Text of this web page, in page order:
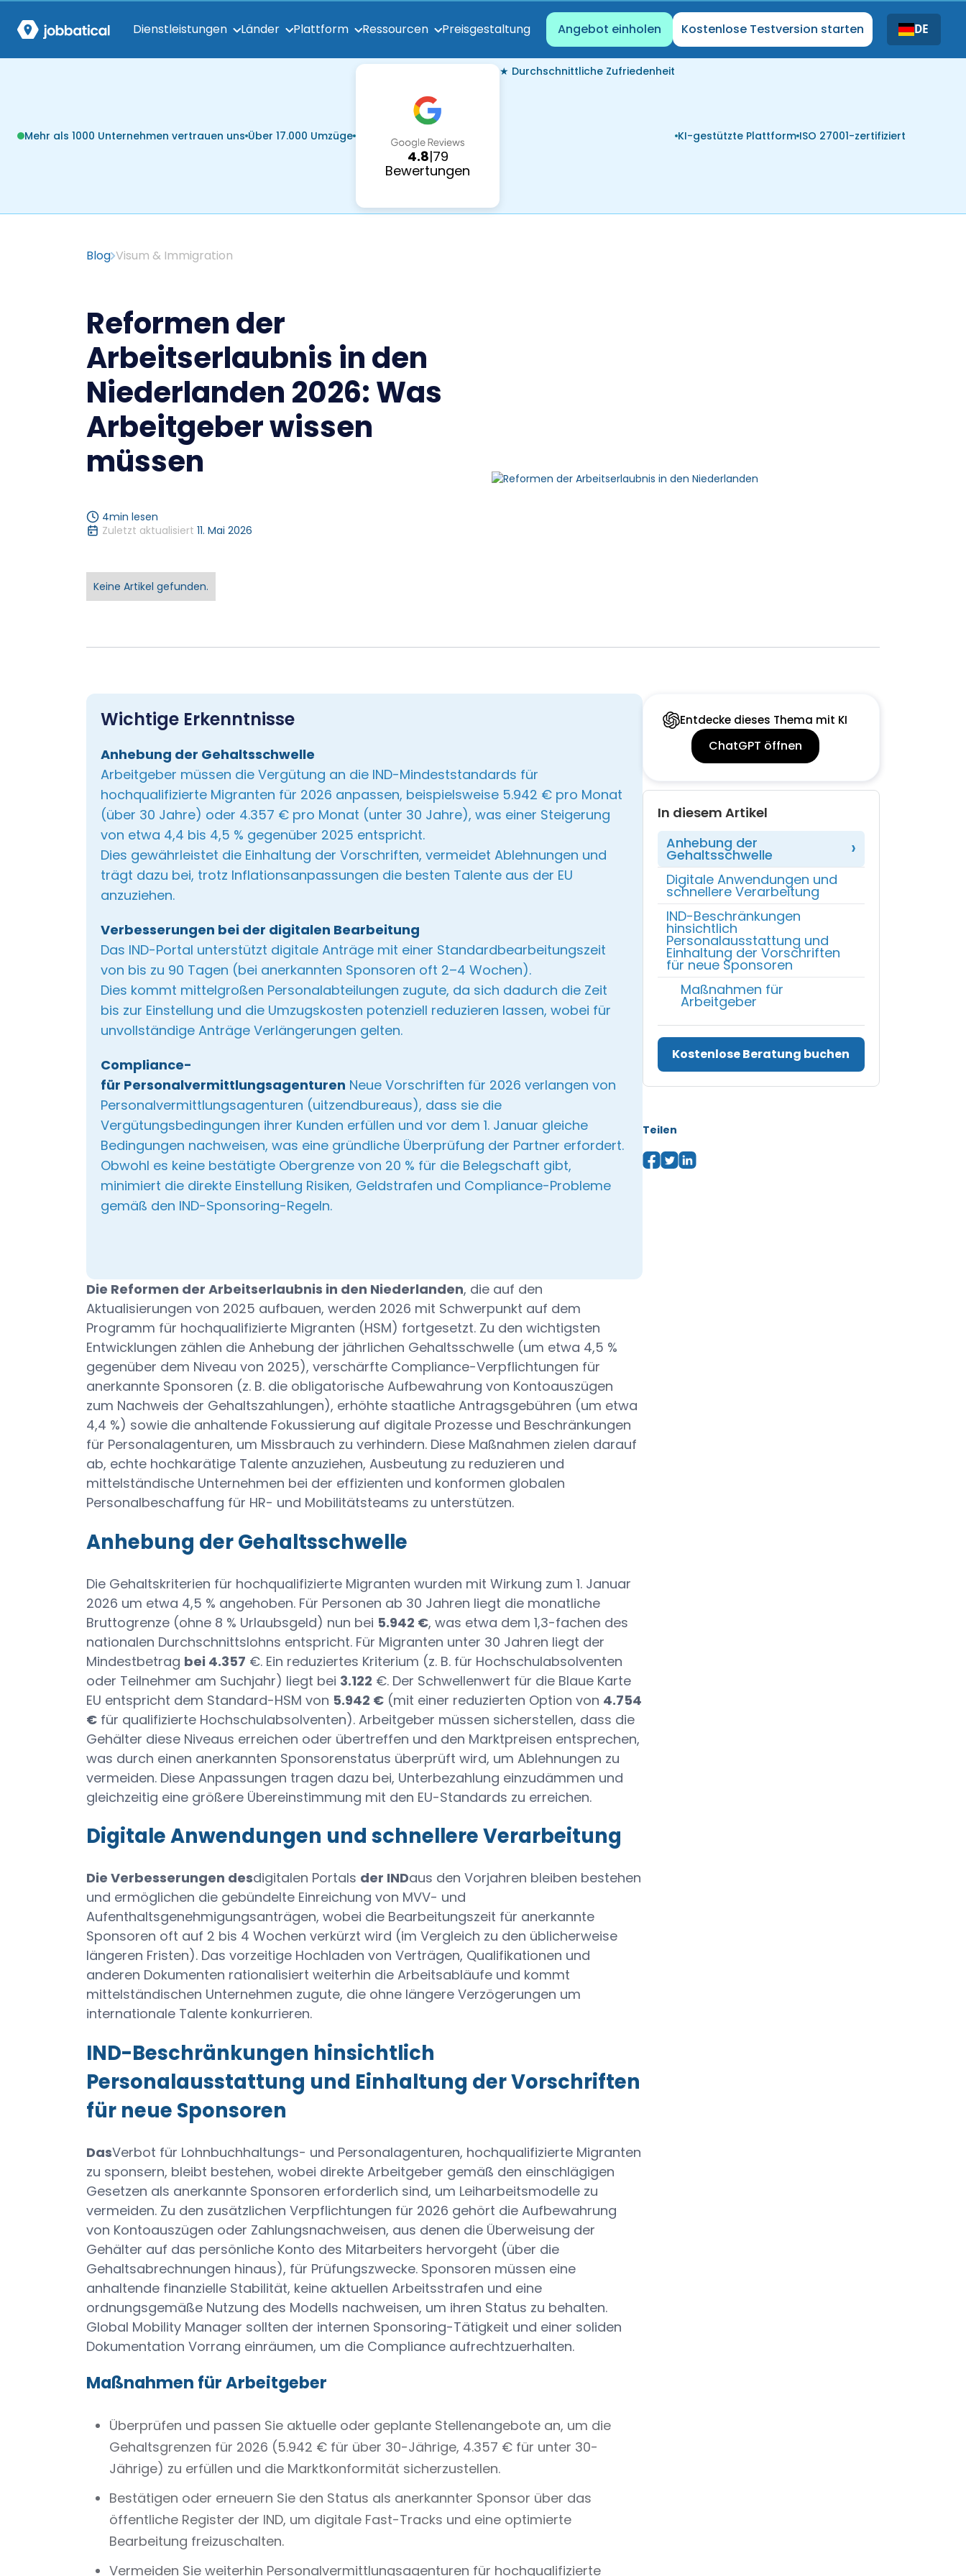
Dienstleistungen Länder Plattform Ressourcen Preisgestaltung Angebot einholen Kostenlose Testversion starten DE
Mehr als 1000 Unternehmen vertrauen uns Über 17.000 Umzüge
4.8|79
Bewertungen
★ Durchschnittliche Zufriedenheit
KI-gestützte Plattform ISO 27001-zertifiziert
Blog Visum & Immigration
Reformen der
Arbeitserlaubnis in den
Niederlanden 2026: Was
Arbeitgeber wissen
müssen
4min lesen
Zuletzt aktualisiert 11. Mai 2026
Keine Artikel gefunden.
Wichtige Erkenntnisse
Anhebung der Gehaltsschwelle
Arbeitgeber müssen die Vergütung an die IND-Mindeststandards für
hochqualifizierte Migranten für 2026 anpassen, beispielsweise 5.942 € pro Monat
(über 30 Jahre) oder 4.357 € pro Monat (unter 30 Jahre), was einer Steigerung
von etwa 4,4 bis 4,5 % gegenüber 2025 entspricht.
Dies gewährleistet die Einhaltung der Vorschriften, vermeidet Ablehnungen und
trägt dazu bei, trotz Inflationsanpassungen die besten Talente aus der EU
anzuziehen.
Verbesserungen bei der digitalen Bearbeitung
Das IND-Portal unterstützt digitale Anträge mit einer Standardbearbeitungszeit
von bis zu 90 Tagen (bei anerkannten Sponsoren oft 2–4 Wochen).
Dies kommt mittelgroßen Personalabteilungen zugute, da sich dadurch die Zeit
bis zur Einstellung und die Umzugskosten potenziell reduzieren lassen, wobei für
unvollständige Anträge Verlängerungen gelten.
Compliance-
für Personalvermittlungsagenturen Neue Vorschriften für 2026 verlangen von
Personalvermittlungsagenturen (uitzendbureaus), dass sie die
Vergütungsbedingungen ihrer Kunden erfüllen und vor dem 1. Januar gleiche
Bedingungen nachweisen, was eine gründliche Überprüfung der Partner erfordert.
Obwohl es keine bestätigte Obergrenze von 20 % für die Belegschaft gibt,
minimiert die direkte Einstellung Risiken, Geldstrafen und Compliance-Probleme
gemäß den IND-Sponsoring-Regeln.
Die Reformen der Arbeitserlaubnis in den Niederlanden, die auf den
Aktualisierungen von 2025 aufbauen, werden 2026 mit Schwerpunkt auf dem
Programm für hochqualifizierte Migranten (HSM) fortgesetzt. Zu den wichtigsten
Entwicklungen zählen die Anhebung der jährlichen Gehaltsschwelle (um etwa 4,5 %
gegenüber dem Niveau von 2025), verschärfte Compliance-Verpflichtungen für
anerkannte Sponsoren (z. B. die obligatorische Aufbewahrung von Kontoauszügen
zum Nachweis der Gehaltszahlungen), erhöhte staatliche Antragsgebühren (um etwa
4,4 %) sowie die anhaltende Fokussierung auf digitale Prozesse und Beschränkungen
für Personalagenturen, um Missbrauch zu verhindern. Diese Maßnahmen zielen darauf
ab, echte hochkarätige Talente anzuziehen, Ausbeutung zu reduzieren und
mittelständische Unternehmen bei der effizienten und konformen globalen
Personalbeschaffung für HR- und Mobilitätsteams zu unterstützen.
Anhebung der Gehaltsschwelle‍
Die Gehaltskriterien für hochqualifizierte Migranten wurden mit Wirkung zum 1. Januar
2026 um etwa 4,5 % angehoben. Für Personen ab 30 Jahren liegt die monatliche
Bruttogrenze (ohne 8 % Urlaubsgeld) nun bei 5.942 €, was etwa dem 1,3-fachen des
nationalen Durchschnittslohns entspricht. Für Migranten unter 30 Jahren liegt der
Mindestbetrag bei 4.357 €. Ein reduziertes Kriterium (z. B. für Hochschulabsolventen
oder Teilnehmer am Suchjahr) liegt bei 3.122 €. Der Schwellenwert für die Blaue Karte
EU entspricht dem Standard-HSM von 5.942 € (mit einer reduzierten Option von 4.754
€ für qualifizierte Hochschulabsolventen). Arbeitgeber müssen sicherstellen, dass die
Gehälter diese Niveaus erreichen oder übertreffen und den Marktpreisen entsprechen,
was durch einen anerkannten Sponsorenstatus überprüft wird, um Ablehnungen zu
vermeiden. Diese Anpassungen tragen dazu bei, Unterbezahlung einzudämmen und
gleichzeitig eine größere Übereinstimmung mit den EU-Standards zu erreichen.
Digitale Anwendungen und schnellere Verarbeitung
Die Verbesserungen desdigitalen Portals der INDaus den Vorjahren bleiben bestehen
und ermöglichen die gebündelte Einreichung von MVV- und
Aufenthaltsgenehmigungsanträgen, wobei die Bearbeitungszeit für anerkannte
Sponsoren oft auf 2 bis 4 Wochen verkürzt wird (im Vergleich zu den üblicherweise
längeren Fristen). Das vorzeitige Hochladen von Verträgen, Qualifikationen und
anderen Dokumenten rationalisiert weiterhin die Arbeitsabläufe und kommt
mittelständischen Unternehmen zugute, die ohne längere Verzögerungen um
internationale Talente konkurrieren.
IND-Beschränkungen hinsichtlich
Personalausstattung und Einhaltung der Vorschriften
für neue Sponsoren
DasVerbot für Lohnbuchhaltungs- und Personalagenturen, hochqualifizierte Migranten
zu sponsern, bleibt bestehen, wobei direkte Arbeitgeber gemäß den einschlägigen
Gesetzen als anerkannte Sponsoren erforderlich sind, um Leiharbeitsmodelle zu
vermeiden. Zu den zusätzlichen Verpflichtungen für 2026 gehört die Aufbewahrung
von Kontoauszügen oder Zahlungsnachweisen, aus denen die Überweisung der
Gehälter auf das persönliche Konto des Mitarbeiters hervorgeht (über die
Gehaltsabrechnungen hinaus), für Prüfungszwecke. Sponsoren müssen eine
anhaltende finanzielle Stabilität, keine aktuellen Arbeitsstrafen und eine
ordnungsgemäße Nutzung des Modells nachweisen, um ihren Status zu behalten.
Global Mobility Manager sollten der internen Sponsoring-Tätigkeit und einer soliden
Dokumentation Vorrang einräumen, um die Compliance aufrechtzuerhalten.
Maßnahmen für Arbeitgeber
Überprüfen und passen Sie aktuelle oder geplante Stellenangebote an, um die
Gehaltsgrenzen für 2026 (5.942 € für über 30-Jährige, 4.357 € für unter 30-
Jährige) zu erfüllen und die Marktkonformität sicherzustellen.
Bestätigen oder erneuern Sie den Status als anerkannter Sponsor über das
öffentliche Register der IND, um digitale Fast-Tracks und eine optimierte
Bearbeitung freizuschalten.
Vermeiden Sie weiterhin Personalvermittlungsagenturen für hochqualifizierte
Entdecke dieses Thema mit KI
ChatGPT öffnen
In diesem Artikel
Anhebung der
Gehaltsschwelle‍
Digitale Anwendungen und
schnellere Verarbeitung
IND-Beschränkungen
hinsichtlich
Personalausstattung und
Einhaltung der Vorschriften
für neue Sponsoren
Maßnahmen für
Arbeitgeber
Kostenlose Beratung buchen
Teilen